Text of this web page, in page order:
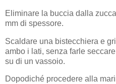
Eliminare la buccia dalla
mm di spessore.
Scaldare una bistecchiera e
ambo i lati, senza farle
su di un vassoio.
Dopodiché procedere alla